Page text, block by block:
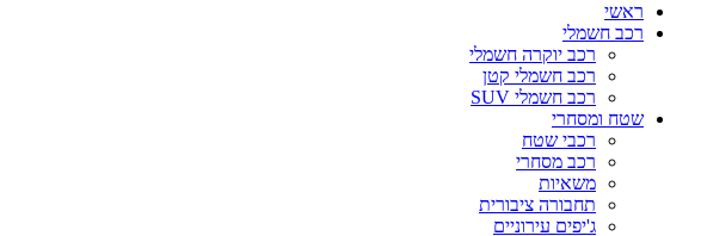
ראשי
רכב חשמלי
רכב יוקרה חשמלי
רכב חשמלי קטן
רכב חשמלי SUV
שטח ומסחרי
רכבי שטח
רכב מסחרי
משאיות
תחבורה ציבורית
ג'יפים עירוניים